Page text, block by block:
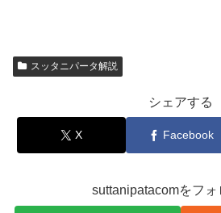
スッタニパータ解説
シェアする
X Facebook
suttanipatacomをフォ